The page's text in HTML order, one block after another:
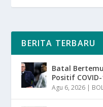
BERITA TERBARU
Batal
Positif
Agu 6, 2026 |